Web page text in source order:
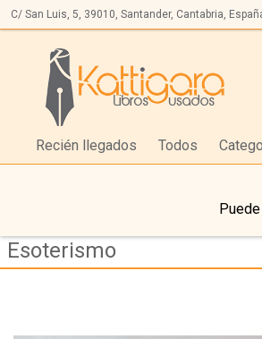
C/ San Luis, 5, 39010, Santander, Cantabria,
Recién llegados Todos
Esoterismo